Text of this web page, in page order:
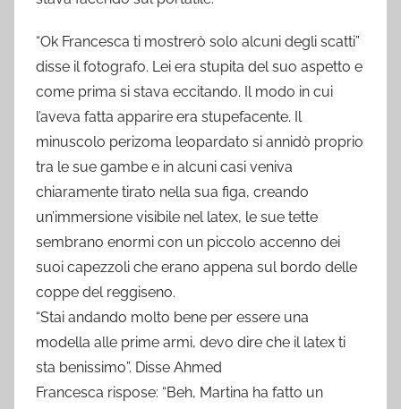
“Ok Francesca ti mostrerò solo alcuni degli scatti”
disse il fotografo. Lei era stupita del suo aspetto e
come prima si stava eccitando. Il modo in cui
l’aveva fatta apparire era stupefacente. Il
minuscolo perizoma leopardato si annidò proprio
tra le sue gambe e in alcuni casi veniva
chiaramente tirato nella sua figa, creando
un’immersione visibile nel latex, le sue tette
sembrano enormi con un piccolo accenno dei
suoi capezzoli che erano appena sul bordo delle
coppe del reggiseno.
“Stai andando molto bene per essere una
modella alle prime armi, devo dire che il latex ti
sta benissimo”. Disse Ahmed
Francesca rispose: “Beh, Martina ha fatto un